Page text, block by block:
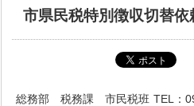
市県民税特別徴収切替依
総務部 税務課 市民税班 TEL：